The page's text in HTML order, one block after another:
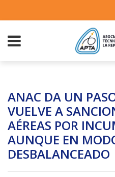
ANAC DA UN
VUELVE A
AÉREAS POR
AUNQUE EN
DESBALANCEADO